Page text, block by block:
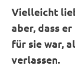
Vielleicht
aber, dass
für sie war,
verlassen.